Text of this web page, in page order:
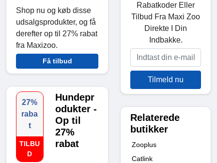
Shop nu og køb disse
udsalgsprodukter, og få
derefter op til 27% rabat
fra Maxizoo.
Få tilbud
27%
raba
t
TILBU
D
Hundepr
odukter -
Op til
27%
rabat
Rabatkoder Eller
Tilbud Fra Maxi Zoo
Direkte I Din
Indbakke.
Tilmeld nu
Relaterede
butikker
Zooplus
Catlink